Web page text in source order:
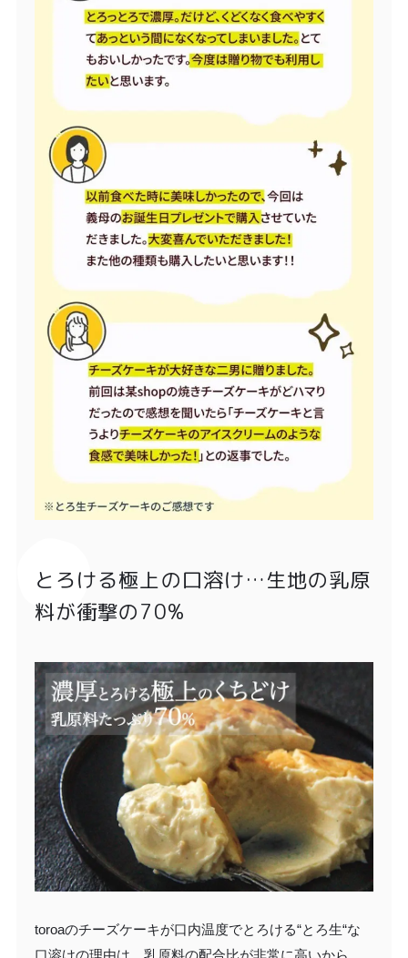
とろける極上の口溶け…生地の乳原
料が衝撃の70%
toroaのチーズケーキが口内温度でとろける“とろ生“な
口溶けの理由は、乳原料の配合比が非常に高いから。